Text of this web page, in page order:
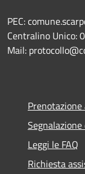
PEC:
Centralino Unico:
Mail:
Leggi le FAQ
Richiesta